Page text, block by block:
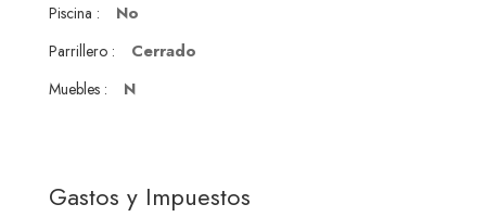
Piscina : No
Parrillero : Cerrado
Muebles : N
Gastos y Impuestos